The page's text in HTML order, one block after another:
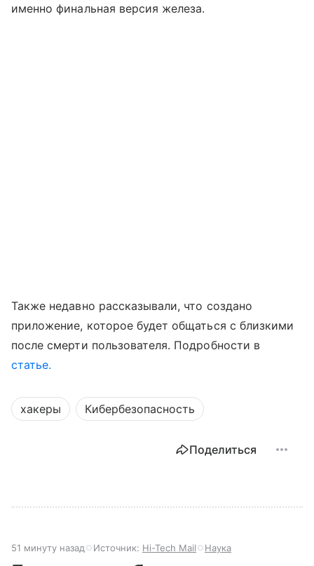
именно финальная версия железа.
Также недавно рассказывали, что создано
приложение, которое будет общаться с близкими
после смерти пользователя. Подробности в
статье.
хакеры Кибербезопасность
Поделиться
51 минуту назад Источник: Hi-Tech Mail Наука